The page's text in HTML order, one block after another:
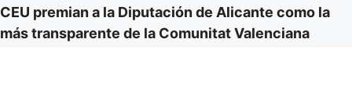
CEU premian a la Diputación de Alicante como la
más transparente de la Comunitat Valenciana